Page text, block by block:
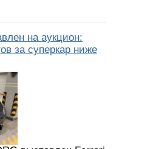
на аукцион:
за суперкар ниже